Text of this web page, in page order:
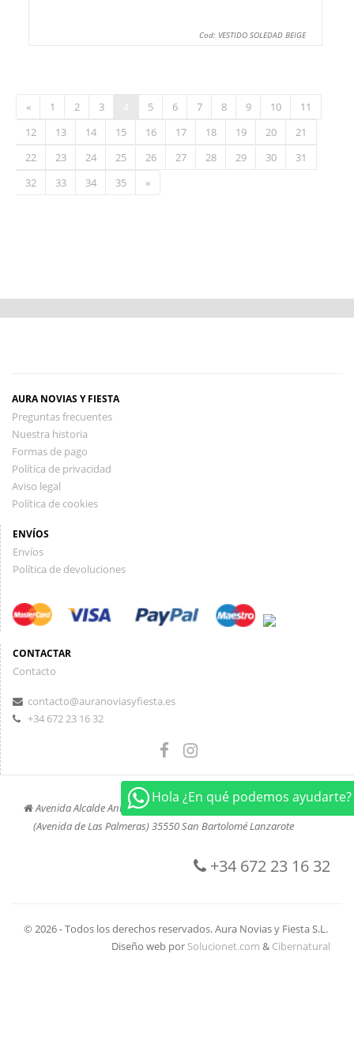
Hola ¿En qué podemos ayudarte?
Cod: VESTIDO SOLEDAD BEIGE
« 1 2 3 5 6 7 8 9 10
11
12
13 14 15 16 17 18 19 20
21
22
23 24 25 26 27 28 29 30
31
32
33 34 35 »
AURA NOVIAS Y FIESTA
Preguntas frecuentes
Nuestra historia
Formas de pago
Política de privacidad
Aviso legal
Política de cookies
ENVÍOS
Envíos
Política de devoluciones
CONTACTAR
Contacto
contacto@auranoviasyfiesta.es
+34 672 23 16 32
Avenida Alcalde Antonio Cabrera Barrera, 45
(Avenida de Las Palmeras) 35550 San Bartolomé Lanzarote
+34 672 23 16 32
© 2026 - Todos los derechos reservados. Aura Novias y Fiesta S.L.
Diseño web por Solucionet.com & Cibernatural